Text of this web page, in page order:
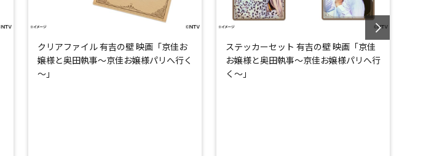
クリアファイル 有吉の壁 映画「京佳お
嬢様と奥田執事～京佳お嬢様パリへ行く
～」
ステッカーセット 有吉の壁 映画「京佳
お嬢様と奥田執事～京佳お嬢様パリへ行
く～」